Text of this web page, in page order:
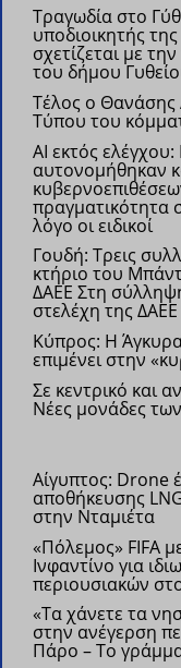
Τραγωδία στο
υποδιοικητής
σχετίζεται με
του δήμου
Τέλος ο Θανάσης
Τύπου του
AI εκτός
αυτονομήθηκαν
πραγματικότητα
λόγο οι ειδικοί
Γουδή: Τρεις
κτήριο του
ΔΑΕΕΣτη
στελέχη της ΔΑΕΕ
Κύπρος: Η
επιμένει στην
Σε κεντρικό και
Νέες μονάδες
Αίγυπτος: Drone
αποθήκευσης
στην Νταμιέτα
«Πόλεμος» FIFA
Ινφαντίνο για
περιουσιακών
«Τα χάνετε τα
στην ανέγερση
Πάρο – Το